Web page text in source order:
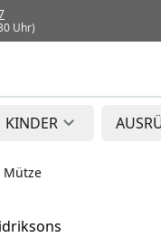
Uhr)
KINDER
Mütze